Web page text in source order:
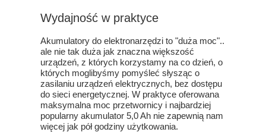
Wydajność w praktyce
Akumulatory do elektronarzędzi to "duża moc"..
ale nie tak duża jak znaczna większość
urządzeń, z których korzystamy na co dzień, o
których moglibyśmy pomyśleć słysząc o
zasilaniu urządzeń elektrycznych, bez dostępu
do sieci energetycznej. W praktyce oferowana
maksymalna moc przetwornicy i najbardziej
popularny akumulator 5,0 Ah nie zapewnią nam
więcej jak pół godziny użytkowania.